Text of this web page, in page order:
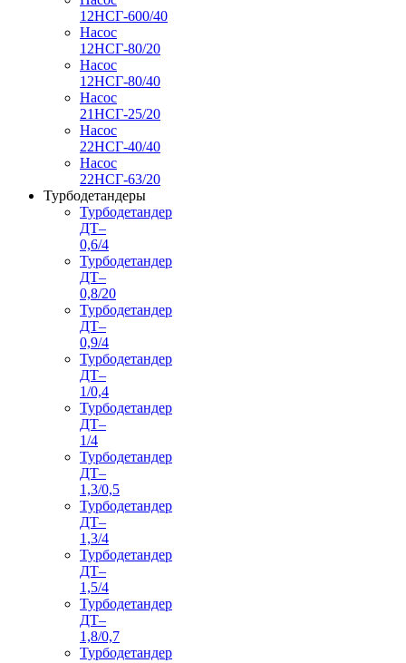
12НСГ-600/40
Насос
12НСГ-80/20
Насос
12НСГ-80/40
Насос
21НСГ-25/20
Насос
22НСГ-40/40
Насос
22НСГ-63/20
Турбодетандеры
Турбодетандер
ДТ–
0,6/4
Турбодетандер
ДТ–
0,8/20
Турбодетандер
ДТ–
0,9/4
Турбодетандер
ДТ–
1/0,4
Турбодетандер
ДТ–
1/4
Турбодетандер
ДТ–
1,3/0,5
Турбодетандер
ДТ–
1,3/4
Турбодетандер
ДТ–
1,5/4
Турбодетандер
ДТ–
1,8/0,7
Турбодетандер